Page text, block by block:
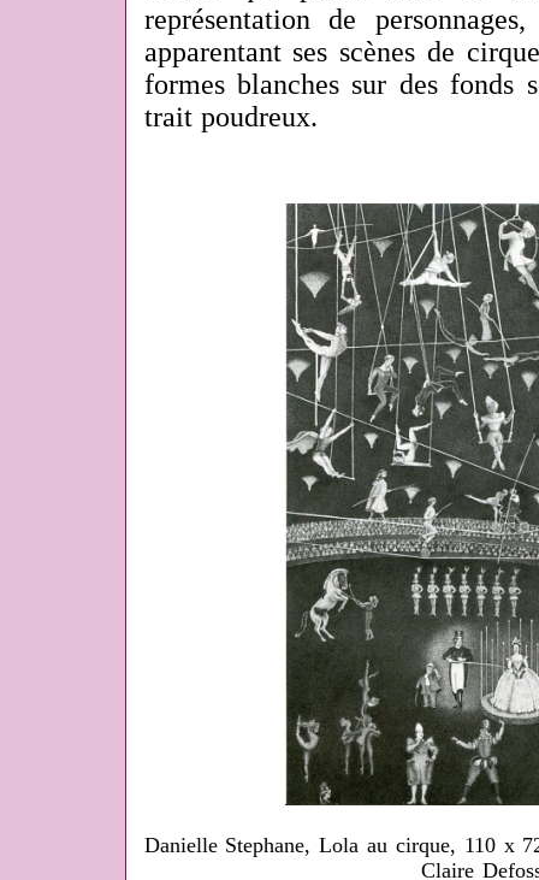
représentation de
apparentant ses scènes de
formes blanches sur des fonds
trait poudreux.
Danielle Stephane, Lola au cirque, 110 x
Claire